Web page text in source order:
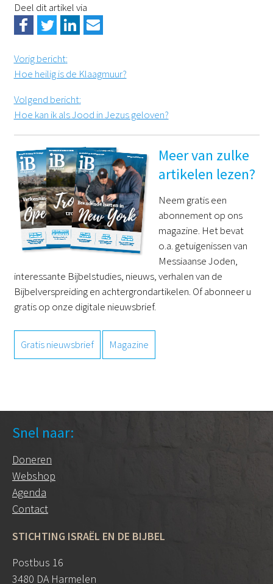
Deel dit artikel via
Vorig bericht:
Hoe heilig is de Klaagmuur?
Volgend bericht:
Hoe kan ik als Jood in Jezus geloven?
Meer van zulke
artikelen lezen?
Neem gratis een
abonnement op ons
magazine. Het bevat
o.a. getuigenissen van
Messiaanse Joden,
interessante Bijbelstudies, nieuws, verhalen van de
Bijbelverspreiding en achtergrondartikelen. Of abonneer u
gratis op onze digitale nieuwsbrief.
Gratis nieuwsbrief Magazine
Snel naar:
Doneren
Webshop
Agenda
Contact
STICHTING ISRAËL EN DE BIJBEL
Postbus 16
3480 DA Harmelen